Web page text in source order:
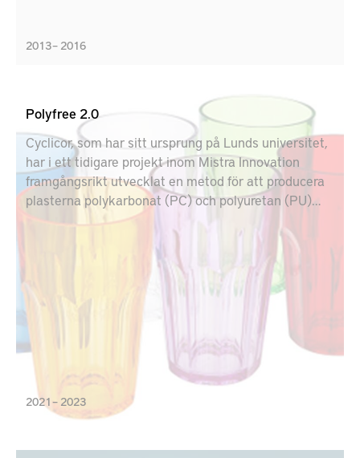
2013 – 2016
Polyfree 2.0
Cyclicor, som har sitt ursprung på Lunds universitet,
har i ett tidigare projekt inom Mistra Innovation
framgångsrikt utvecklat en metod för att producera
plasterna polykarbonat (PC) och polyuretan (PU)
utan giftiga tillsatser. Ett mål för projektet Polyfree
2.0 är att öka produktionen av de nya plasterna från
labbskala till mängder som gör att de medverkande
industriföretagen i sin tur kan ta steg mot färdiga
produkter. Andra mål är att plasterna ska bli
återvinningsbara samt få efterfrågade egenskaper.
2021 – 2023